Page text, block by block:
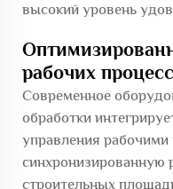
высокий уровень
рабочих
Современное
обработки
управления рабочими
синхронизированную
строительных